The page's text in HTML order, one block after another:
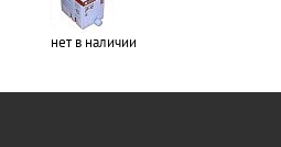
нет в наличии